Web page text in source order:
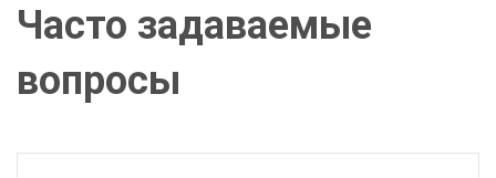
Часто задаваемые
вопросы